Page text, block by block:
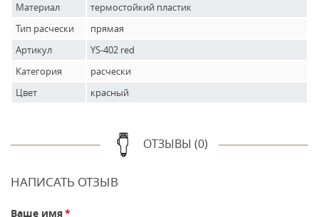
Материал
термостойкий пластик
Тип расчески
прямая
Артикул
YS-402 red
Категория
расчески
Цвет
красный
ОТЗЫВЫ (0)
НАПИСАТЬ ОТЗЫВ
Ваше имя